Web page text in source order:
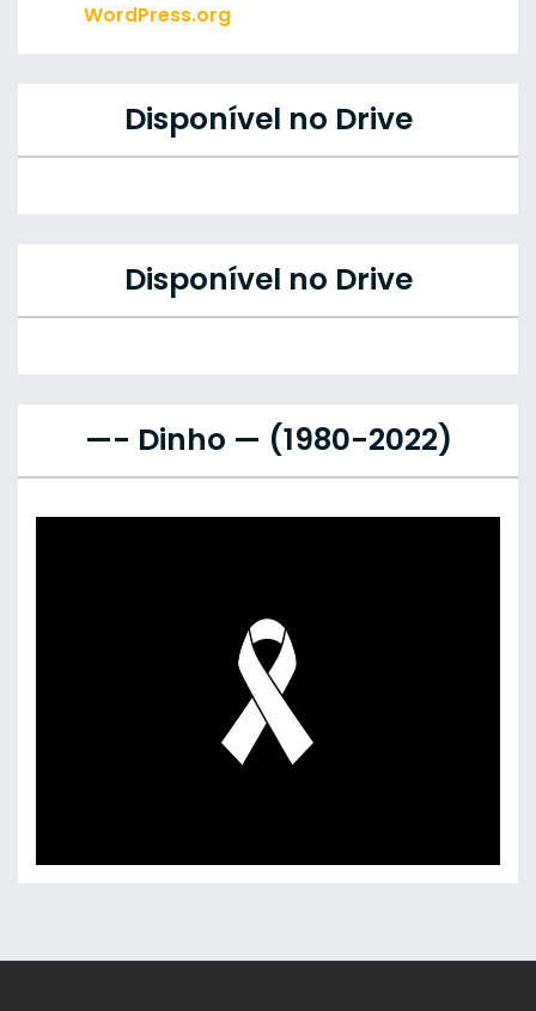
WordPress.org
Disponível no Drive
Disponível no Drive
—- Dinho — (1980-2022)